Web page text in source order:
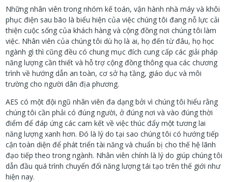
Những nhân viên trong nhóm kế toán, vận hành nhà máy và khôi
phục điện sau bão là biểu hiện của việc chúng tôi đang nỗ lực cải
thiện cuộc sống của khách hàng và cộng đồng nơi chúng tôi làm
việc. Nhân viên của chúng tôi dù họ là ai, họ đến từ đâu, họ học
ngành gì thì cũng đều có chung mục đích cung cấp các giải pháp
năng lượng cần thiết và hỗ trợ cộng đồng thông qua các chương
trình về hướng dẫn an toàn, cơ sở hạ tầng, giáo dục và môi
trường cho người dân địa phương.
AES có một đội ngũ nhân viên đa dạng bởi vì chúng tôi hiểu rằng
chúng tôi cần phải có đúng người, ở đúng nơi và vào đúng thời
điểm để đáp ứng các cam kết về việc thúc đẩy một tương lai
năng lượng xanh hơn. Đó là lý do tại sao chúng tôi có hướng tiếp
cận toàn diện để phát triển tài năng và chuẩn bị cho thế hệ lãnh
đạo tiếp theo trong ngành. Nhân viên chính là lý do giúp chúng tôi
dẫn đầu quá trình chuyển đổi năng lượng tái tạo trên thế giới như
hiện nay.